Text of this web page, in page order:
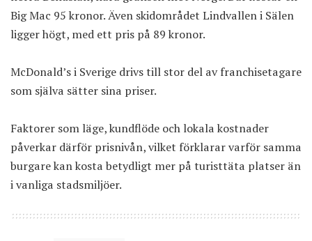
Big Mac 95 kronor. Även skidområdet Lindvallen i Sälen
ligger högt, med ett pris på 89 kronor.
McDonald’s i Sverige drivs till stor del av franchisetagare
som själva sätter sina priser.
Faktorer som läge, kundflöde och lokala kostnader
påverkar därför prisnivån, vilket förklarar varför samma
burgare kan kosta betydligt mer på turisttäta platser än
i vanliga stadsmiljöer.